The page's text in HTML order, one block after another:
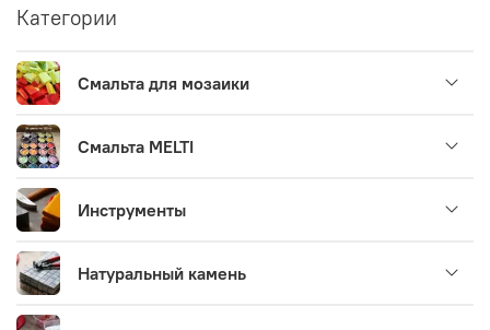
Категории
Смальта для мозаики
Смальта MELTI
Инструменты
Натуральный камень